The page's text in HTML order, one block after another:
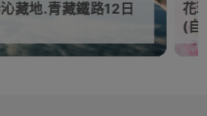
藏地.青藏鐵路12日
花
(自